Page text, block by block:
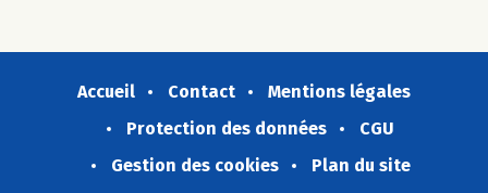
Accueil Contact
Mentions légales
Protection des données
CGU
Gestion des cookies
Plan du site